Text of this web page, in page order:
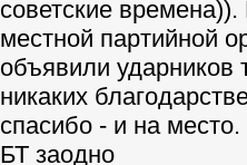
советские
местной партийной
объявили ударников
никаких
спасибо - и на
БТ заодно